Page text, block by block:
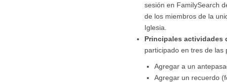
sesión en FamilySearch
de los miembros de la
Iglesia.
Principales actividades
participado en tres de las
Agregar a un
Agregar un recuerdo